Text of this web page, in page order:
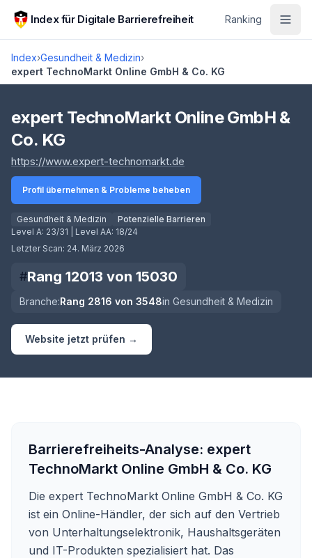
Zum Hauptinhalt springen
Index für Digitale Barrierefreiheit Ranking
Index›Gesundheit & Medizin›
expert TechnoMarkt Online GmbH & Co. KG
Score lädt
expert TechnoMarkt Online GmbH &
Co. KG
https://www.expert-technomarkt.de
Profil übernehmen & Probleme beheben
Gesundheit & Medizin
Potenzielle Barrieren
Level A: 23/31 | Level AA: 18/24
Letzter Scan: 24. März 2026
#Rang 12013 von 15030
Branche:Rang 2816 von 3548in Gesundheit & Medizin
Website jetzt prüfen →
Barrierefreiheits-Analyse: expert
TechnoMarkt Online GmbH & Co. KG
Die expert TechnoMarkt Online GmbH & Co. KG
ist ein Online-Händler, der sich auf den Vertrieb
von Unterhaltungselektronik, Haushaltsgeräten
und IT-Produkten spezialisiert hat. Das